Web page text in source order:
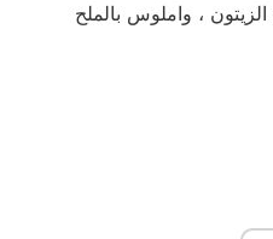
، واملوس بالملح